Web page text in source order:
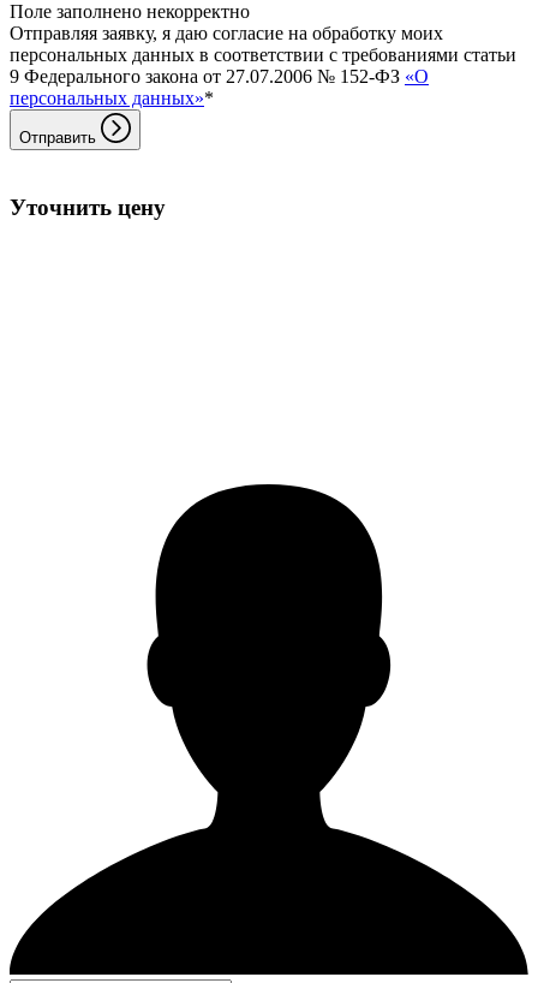
Поле заполнено некорректно
Отправляя заявку, я даю согласие на обработку моих
персональных данных в соответствии с требованиями статьи
9 Федерального закона от 27.07.2006 № 152-ФЗ «О
персональных данных»*
Отправить
Уточнить цену